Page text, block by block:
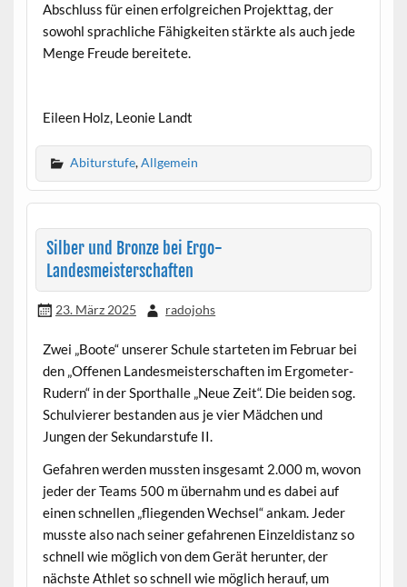
Abschluss für einen erfolgreichen Projekttag, der
sowohl sprachliche Fähigkeiten stärkte als auch jede
Menge Freude bereitete.
Eileen Holz, Leonie Landt
Abiturstufe,Allgemein
Silber und Bronze bei Ergo-
Landesmeisterschaften
23. März 2025 radojohs
Zwei „Boote“ unserer Schule starteten im Februar bei
den „Offenen Landesmeisterschaften im Ergometer-
Rudern“ in der Sporthalle „Neue Zeit“. Die beiden sog.
Schulvierer bestanden aus je vier Mädchen und
Jungen der Sekundarstufe II.
Gefahren werden mussten insgesamt 2.000 m, wovon
jeder der Teams 500 m übernahm und es dabei auf
einen schnellen „fliegenden Wechsel“ ankam. Jeder
musste also nach seiner gefahrenen Einzeldistanz so
schnell wie möglich von dem Gerät herunter, der
nächste Athlet so schnell wie möglich herauf, um